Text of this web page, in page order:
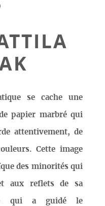
se cache une
papier marbré qui
attentivement, de
Cette image
des minorités qui
aux reflets de sa
qui a guidé le